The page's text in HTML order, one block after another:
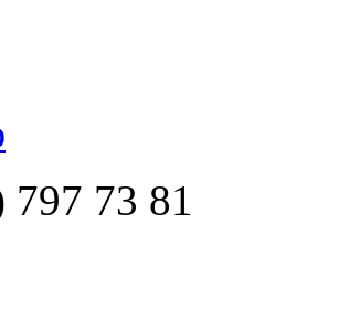
797 73 81